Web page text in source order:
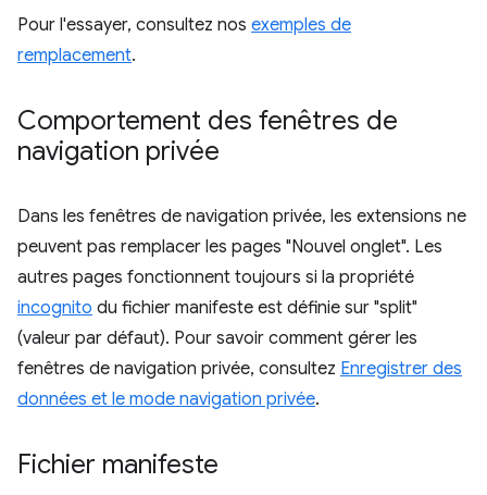
Pour l'essayer, consultez nos exemples de
remplacement.
Comportement des fenêtres de
navigation privée
Dans les fenêtres de navigation privée, les extensions ne
peuvent pas remplacer les pages "Nouvel onglet". Les
autres pages fonctionnent toujours si la propriété
incognito du fichier manifeste est définie sur "split"
(valeur par défaut). Pour savoir comment gérer les
fenêtres de navigation privée, consultez Enregistrer des
données et le mode navigation privée.
Fichier manifeste